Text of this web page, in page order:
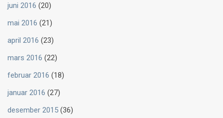
juni 2016 (20)
mai 2016 (21)
april 2016 (23)
mars 2016 (22)
februar 2016 (18)
januar 2016 (27)
desember 2015 (36)